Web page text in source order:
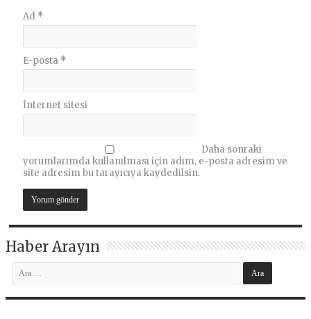
Ad *
E-posta *
İnternet sitesi
Daha sonraki
yorumlarımda kullanılması için adım, e-posta adresim ve
site adresim bu tarayıcıya kaydedilsin.
Haber Arayın